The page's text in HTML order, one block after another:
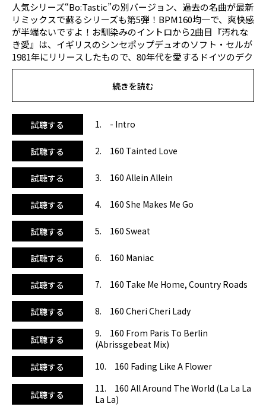
人気シリーズ“Bo:Tastic”の別バージョン、過去の名曲が最新
リミックスで蘇るシリーズも第5弾！BPM160均一で、爽快感
が半端ないですよ！お馴染みのイントロから2曲目『汚れな
き愛』は、イギリスのシンセポップデュオのソフト・セルが
1981年にリリースしたもので、80年代を愛するドイツのデク
ラインがカバー。6曲目はサウンド・オブ・レジェンドの
『マニアック』。これも1983年にマイケル・センベロがリリ
ースしたもので、映画「フラッシュダンス」で有名ですね！
たい（カントリー・ロード）』は誰もが知っているサビが心
地いいです。8曲目は『シェリ・シェリ・レディ』。今回の
選曲は結構攻めていると思います。（笑）11曲目には「ララ
ラララー」で聴き馴染みのある『オール・アラウンド・ザ・
ワールド』、続く12曲目はロバート・パーマーの『この愛に
すべてを』を、あえて80年代風にリミックス。シブカッコい
い！14曲目はカルチャー・ビートの『ミスター・ベイン』。
私自身がエアロビクスのレッスンに参加していた時、よく流
れていたのを思い出します。気分がすごく上がりますね！19
曲目も同様で、ビリー・ジョエルの『ハートにファイア』
は、多数のリミックス作品があってよくスタジオで流れてい
ましたね。懐かしいです！他にもたくさん名曲が詰め込まれ
ていて、全26曲（イントロ除く）という豪華ラインナップ！
C-downトラックは3曲入っています。
※2曲目「Tainted Love」･･･(4x8)x5 =48、(4x8)x6=16で構成
されていますが、32カウントに問題はありません。
※4曲目「She Makes Me Go 」･･･(4x8)x2=16+16で構成され
ています。
続きを読む
試聴する 1. - Intro
試聴する 2. 160 Tainted Love
試聴する 3. 160 Allein Allein
試聴する 4. 160 She Makes Me Go
試聴する 5. 160 Sweat
試聴する 6. 160 Maniac
試聴する 7. 160 Take Me Home, Country Roads
試聴する 8. 160 Cheri Cheri Lady
試聴する
9. 160 From Paris To Berlin
(Abrissgebeat Mix)
試聴する
10. 160 Fading Like A Flower
試聴する
11. 160 All Around The World (La La La
La La)